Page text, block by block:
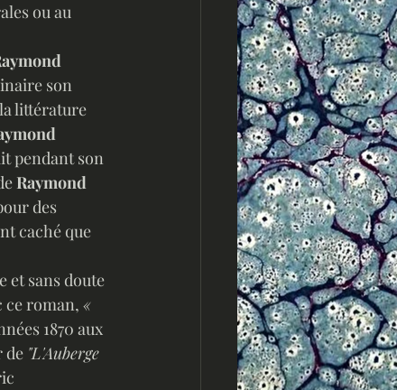
ou au
son
littérature
pendant son
Raymond
des
caché que
ce roman, «
1870 aux
de "L'Auberge